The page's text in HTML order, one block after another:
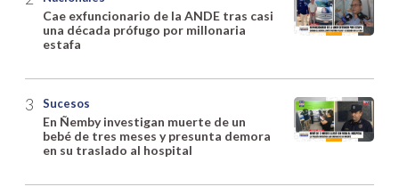
Cae exfuncionario de la ANDE tras casi
una década prófugo por millonaria
estafa
Sucesos
En Ñemby investigan muerte de un
bebé de tres meses y presunta demora
en su traslado al hospital